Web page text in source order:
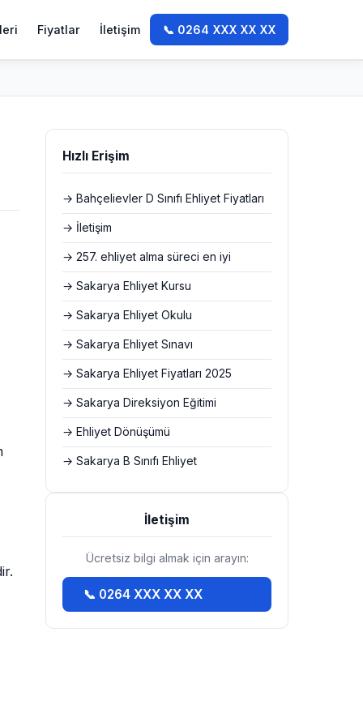
Fiyatlar İletişim 📞 0264 XXX XX XX
Hızlı Erişim
→ Bahçelievler D Sınıfı Ehliyet Fiyatları
→ İletişim
→ 257. ehliyet alma süreci en iyi
→ Sakarya Ehliyet Kursu
→ Sakarya Ehliyet Okulu
→ Sakarya Ehliyet Sınavı
→ Sakarya Ehliyet Fiyatları 2025
→ Sakarya Direksiyon Eğitimi
→ Ehliyet Dönüşümü
→ Sakarya B Sınıfı Ehliyet
İletişim
Ücretsiz bilgi almak için arayın:
📞 0264 XXX XX XX